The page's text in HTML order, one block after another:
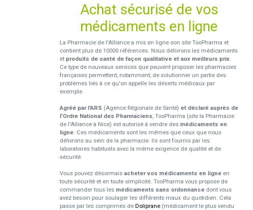
Achat sécurisé de vos
médicaments en ligne
La Pharmacie de l'Alliance a mis en ligne son site TooPharma et
contient plus de 10000 références. Nous délivrons les médicaments
et produits de santé de façon qualitative et aux meilleurs prix.
Ce type de nouveaux services que peuvent proposer les pharmacies
françaises permettent, notamment, de solutionner un partie des
problèmes liés à ce qu'on appelle les déserts médicaux par
exemple.
Agréé par l'ARS (Agence Régionale de Santé) et déclaré auprès de
l’Ordre National des Pharmaciens, TooPharma (site la Pharmacie
de l'Alliance à Nice) est autorisé à vendre des médicaments en
ligne. Ces médicaments sont les mêmes que ceux que nous
délivrons au sein de la pharmacie. Ils sont fournis par les
laboratoires habituels avec la même exigence de qualité et de
sécurité.
Vous pouvez désormais acheter vos médicaments en ligne en
toute sécurité et en toute simplicité. TooPharma vous propose de
commander tous les médicaments sans ordonnance dont vous
avez besoin pour soulager les différents maux du quotidien. Cela
passe par les comprimés de Doliprane (médicament le plus vendu